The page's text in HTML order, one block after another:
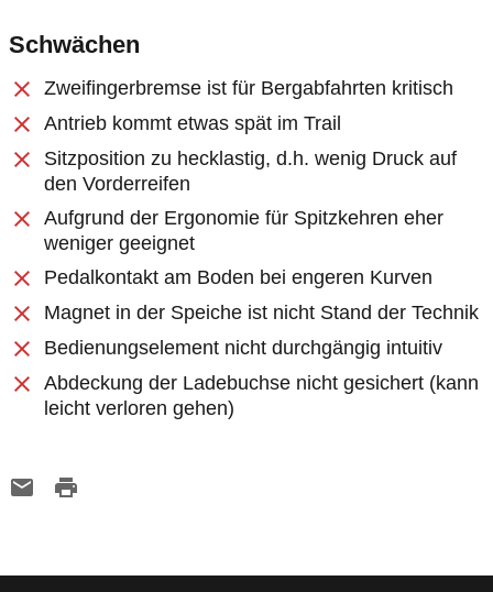
Schwächen
Zweifingerbremse ist für Bergabfahrten kritisch
Antrieb kommt etwas spät im Trail
Sitzposition zu hecklastig, d.h. wenig Druck auf
den Vorderreifen
Aufgrund der Ergonomie für Spitzkehren eher
weniger geeignet
Pedalkontakt am Boden bei engeren Kurven
Magnet in der Speiche ist nicht Stand der Technik
Bedienungselement nicht durchgängig intuitiv
Abdeckung der Ladebuchse nicht gesichert (kann
leicht verloren gehen)